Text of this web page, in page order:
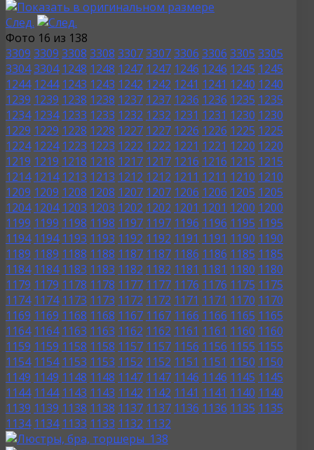
След.
Фото 16 из 138
3309 3309 3308 3308 330733073306 3306 3305 3305
33043304 1248 1248 1247 1247 1246 1246 1245 1245
1244 1244 1243 1243 1242 1242 1241 1241 1240 1240
1239 1239 1238 1238 1237 1237 1236 1236 1235 1235
1234 1234 1233 1233 1232 1232 1231 1231 1230 1230
1229 1229 1228 1228 1227 1227 1226 1226 1225 1225
1224 1224 1223 1223 1222 1222 1221 1221 1220 1220
1219 1219 1218 1218 1217 1217 1216 1216 1215 1215
1214 1214 1213 1213 1212 1212 1211 1211 1210 1210
1209 1209 1208 1208 1207 1207 1206 1206 1205 1205
1204 1204 1203 1203 1202 1202 1201 1201 1200 1200
1199 1199 1198 1198 1197 1197 1196 1196 1195 1195
1194 1194 1193 1193 1192 1192 1191 1191 1190 1190
1189 1189 1188 1188 1187 1187 1186 1186 1185 1185
1184 1184 1183 1183 1182 1182 1181 1181 1180 1180
1179 1179 1178 1178 1177 1177 1176 1176 1175 1175
1174 1174 1173 1173 1172 1172 1171 1171 1170 1170
1169 1169 1168 1168 1167 1167 1166 1166 1165 1165
1164 1164 1163 1163 1162 1162 1161 1161 1160 1160
1159 1159 1158 1158 1157 1157 1156 1156 1155 1155
1154 1154 1153 1153 1152 1152 1151 1151 1150 1150
1149 1149 1148 1148 1147 1147 1146 1146 1145 1145
1144 1144 1143 1143 1142 1142 1141 1141 1140 1140
1139 1139 1138 1138 1137 1137 1136 1136 1135 1135
1134 1134 1133 1133 1132 1132